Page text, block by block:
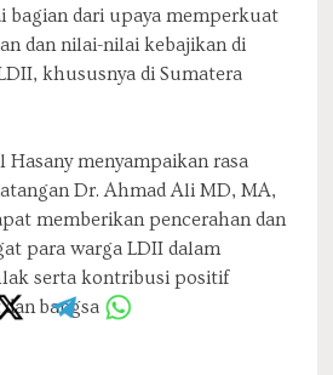
bagian dari upaya memperkuat
dan nilai-nilai kebajikan di
khususnya di Sumatera
menyampaikan rasa
Dr. Ahmad Ali MD, MA,
memberikan pencerahan dan
para warga LDII dalam
serta kontribusi positif
bangsa